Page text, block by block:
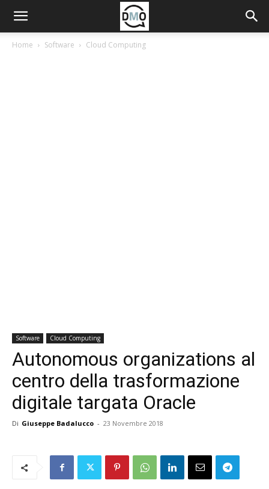
Home Software Cloud Computing
Software Cloud Computing
Autonomous organizations al
centro della trasformazione
digitale targata Oracle
Di Giuseppe Badalucco - 23 Novembre 2018